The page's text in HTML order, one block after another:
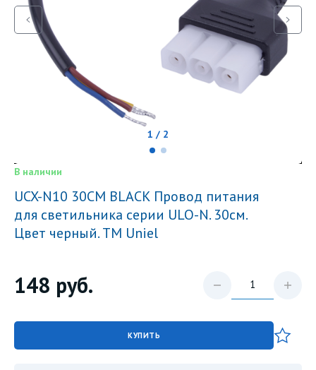
1 / 2
В наличии
UCX-N10 30CM BLACK Провод питания
для светильника серии ULO-N. 30см.
Цвет черный. ТМ Uniel
148 руб.
КУПИТЬ